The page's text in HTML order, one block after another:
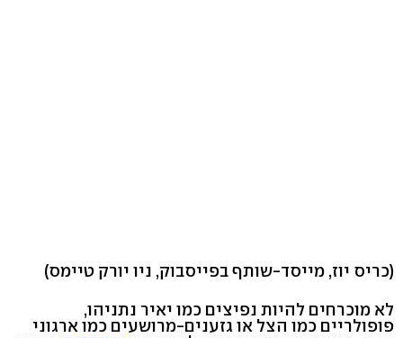
(כריס יוז, מייסד-שותף בפייסבוק, ניו יורק טיימס)
לא מוכרחים להיות נפיצים כמו יאיר נתניהו,
פופולריים כמו הצל או גזענים-מרושעים כמו ארגוני